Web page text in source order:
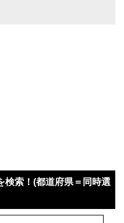
検索！(都道府県＝同時選